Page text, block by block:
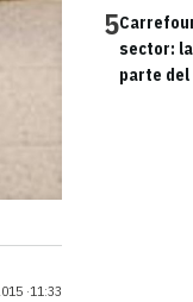
5
sector:
parte del
·11:33